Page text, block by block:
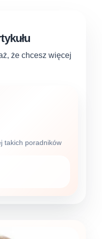
że chcesz więcej
takich poradników